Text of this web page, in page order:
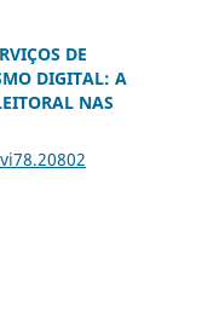
DE
DIGITAL: A
NAS